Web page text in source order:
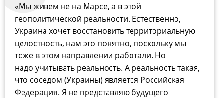
«Мы живем не на Марсе, а в этой
геополитической реальности. Естественно,
Украина хочет восстановить территориальную
целостность, нам это понятно, поскольку мы
тоже в этом направлении работали. Но
надо учитывать реальность. А реальность такая,
что соседом (Украины) является Российская
Федерация. Я не представляю будущего